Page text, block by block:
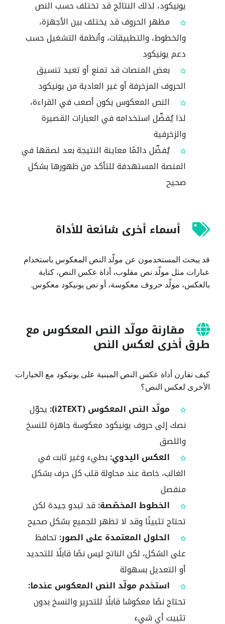
يونيكود، لذلك النتائج قد تختلف حسب النص
مظهر الحروف قد يختلف بين الأجهزة،
والخطوط، والتطبيقات، وأنظمة التشغيل حسب
دعم يونيكود
بعض المنصات قد تمنع أو تعيد تنسيق
الحروف المزخرفة أو غير العادية من يونيكود
النص المعكوس يكون أصعب في القراءة،
لذا يُفضّل استخدامه في العبارات القصيرة
والزخرفية
يُفضّل دائمًا معاينة النتيجة بعد لصقها في
المنصة المستهدفة للتأكد من ظهورها بشكل
صحيح
أسماء أخرى شائعة للأداة
قد يبحث المستخدمون عن مولّد النص المعكوس باستخدام
عبارات مثل مولّد نص مقلوب، أداة عكس النص، كتابة
بالعكس، مولّد حروف معكوسة، أو نص يونيكود معكوس.
مقارنة مولّد النص المعكوس مع
طرق أخرى لعكس النص
كيف تقارن أداة عكس النص المبنية على يونيكود مع الخيارات
الأخرى لعكس النص؟
مولّد النص المعكوس (i2TEXT):
يحوّل
نصك إلى حروف يونيكود معكوسة جاهزة للنسخ
واللصق
العكس اليدوي:بطيء وغير ثابت في
الغالب، خاصة عند محاولة قلب كل حرف بشكل
منفصل
الخطوط المخصّصة: قد تبدو جيدة لكن
تحتاج تثبيتًا وقد لا تظهر للجميع بشكل صحيح
الحلول المعتمدة على الصور: تحافظ
على الشكل، لكن الناتج ليس نصًا قابلًا للتحديد
أو التعديل بسهولة
استخدم مولّد النص المعكوس عندما:
تحتاج نصًا معكوسًا قابلًا للتحرير والنسخ بدون
تثبيت أي شيء